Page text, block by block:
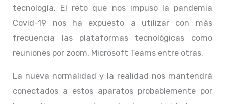
tecnología. El reto que nos impuso la pandemia
Covid-19 nos ha expuesto a utilizar con más
frecuencia las plataformas tecnológicas como
reuniones por zoom, Microsoft Teams entre otras.
La nueva normalidad y la realidad nos mantendrá
conectados a estos aparatos probablemente por